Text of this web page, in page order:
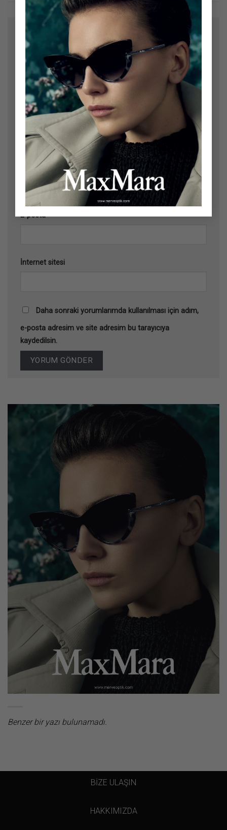
Bir yanıt yazın
E-posta adresiniz yayınlanmayacak. Gerekli alanlar*
ile işaretlenmişlerdir
Yorum*
E-posta*
İnternet sitesi
Daha sonraki yorumlarımda kullanılması için adım,
e-posta adresim ve site adresim bu tarayıcıya
kaydedilsin.
Benzer bir yazı bulunamadı.
BİZE ULAŞIN
HAKKIMIZDA